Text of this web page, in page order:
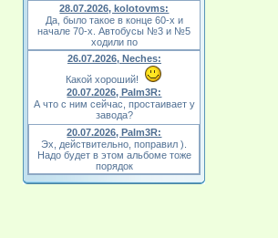
28.07.2026, kolotovms:
Да, было такое в конце 60-х и
начале 70-х. Автобусы №3 и №5
ходили по
26.07.2026, Neches:
Какой хороший!
20.07.2026, Palm3R:
А что с ним сейчас, простаивает у
завода?
20.07.2026, Palm3R:
Эх, действительно, поправил ).
Надо будет в этом альбоме тоже
порядок